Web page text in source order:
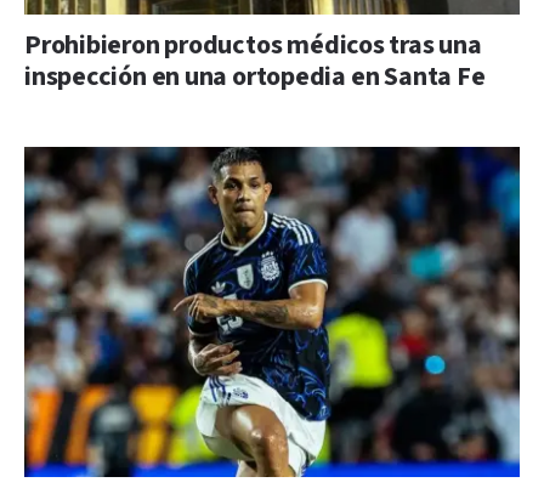
Prohibieron productos médicos tras una
inspección en una ortopedia en Santa Fe